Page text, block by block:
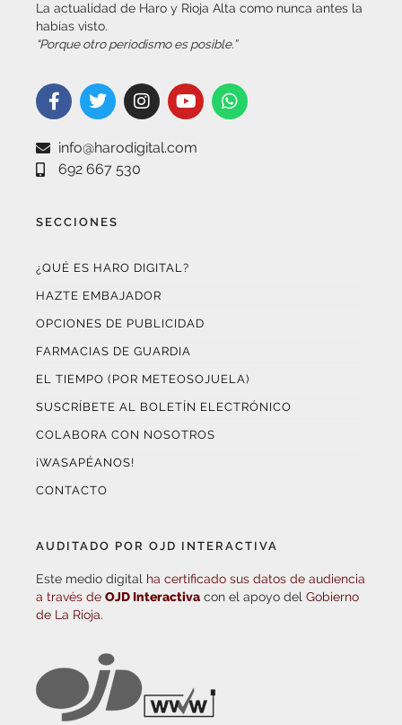
La actualidad de Haro y Rioja Alta como nunca antes la
habías visto.
“Porque otro periodismo es posible.”
info@harodigital.com
692 667 530
SECCIONES
¿QUÉ ES HARO DIGITAL?
HAZTE EMBAJADOR
OPCIONES DE PUBLICIDAD
FARMACIAS DE GUARDIA
EL TIEMPO (POR METEOSOJUELA)
SUSCRÍBETE AL BOLETÍN ELECTRÓNICO
COLABORA CON NOSOTROS
¡WASAPÉANOS!
CONTACTO
AUDITADO POR OJD INTERACTIVA
Este medio digital ha certificado sus datos de audiencia
a través de OJD Interactiva con el apoyo del Gobierno
de La Rioja.